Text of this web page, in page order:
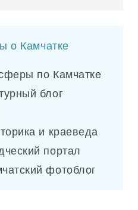
о Камчатке
по Камчатке
блог
и краеведа
портал
фотоблог